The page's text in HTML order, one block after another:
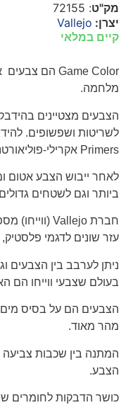
מק"ט: 72155
יצרן: Vallejo
קיים במלאי
Game Color הם צבעים
מלחמה.
הצבעים מצטיינים
לשריטות ושפשופים.
Primers אקרילי-
לאחר ייבוש הצבע אטום
ביותר וגם לשטחים
חברת Vallejo (ווייחו)
עזר שונים לדגמי פלסטיק,
ניתן לערבב בין הצבעים
בעולם שצבעי ווייחו הם
הצבעים הם על בסיס מים
מהר מאוד.
הצבע.
כושר הדבקות לחומרים